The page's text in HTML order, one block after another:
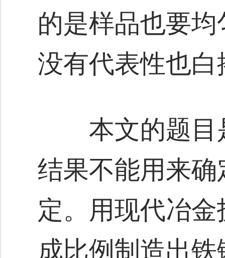
的是样品也要
没有代表性也白
本文的题目
结果不能用来
定。用现代冶
成比例制造出